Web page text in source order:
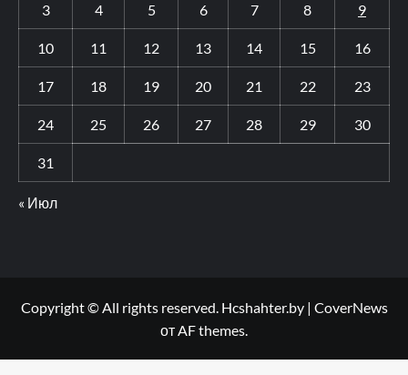
3 4 5 6 7 8 9
10 11 12 13 14 15 16
17 18 19 20 21 22 23
24 25 26 27 28 29 30
31
« Июл
Copyright © All rights reserved. Hcshahter.by | CoverNews
от AF themes.